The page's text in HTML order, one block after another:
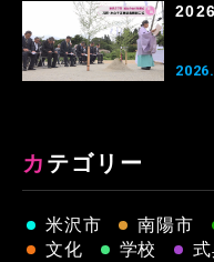
カテゴリー
米沢市 南陽市
文化
学校